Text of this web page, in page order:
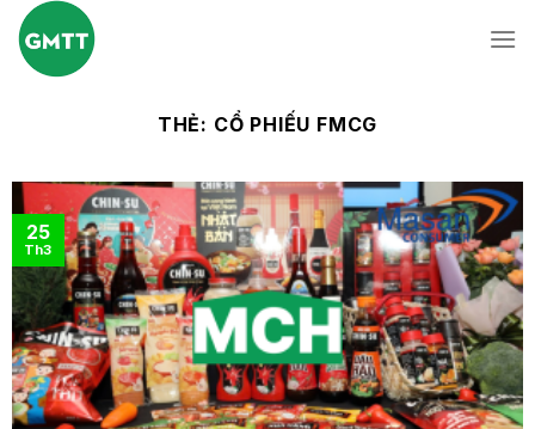
Skip
content
THẺ: CỔ PHIẾU FMCG
25
Th3